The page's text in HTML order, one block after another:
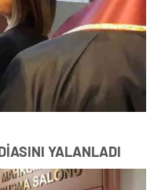
YALANLADI